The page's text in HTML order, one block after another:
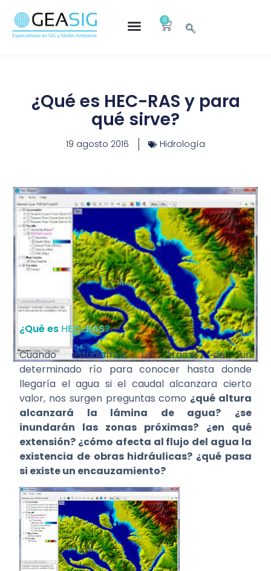
0
¿Qué es HEC-RAS y para
qué sirve?
19 agosto 2016 Hidrología
¿Qué es HEC-RAS?
Cuando estudiamos un tramo de un
determinado río para conocer hasta donde
llegaría el agua si el caudal alcanzara cierto
valor, nos surgen preguntas como ¿qué altura
alcanzará la lámina de agua?
¿se
inundarán las zonas próximas?
¿en qué
extensión? ¿cómo afecta al flujo del agua la
existencia de obras hidráulicas? ¿qué pasa
si existe un encauzamiento?